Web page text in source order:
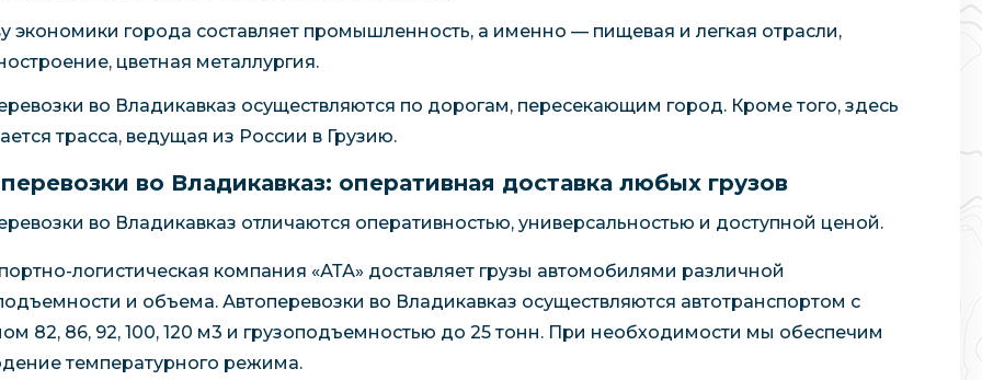
экономики города составляет промышленность, а именно — пищевая и легкая отрасли,
цветная металлургия.
во Владикавказ осуществляются по дорогам, пересекающим город. Кроме того, здесь
трасса, ведущая из России в Грузию.
во Владикавказ: оперативная доставка любых грузов
во Владикавказ отличаются оперативностью, универсальностью и доступной ценой.
логистическая компания «АТА» доставляет грузы автомобилями различной
и объема. Автоперевозки во Владикавказ осуществляются автотранспортом с
82, 86, 92, 100, 120 м3 и грузоподъемностью до 25 тонн. При необходимости мы обеспечим
температурного режима.